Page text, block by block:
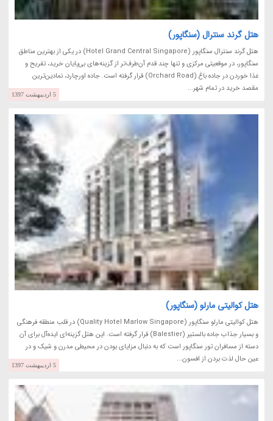
هتل گرند سنترال (سنگاپور)
هتل گرند سنترال سنگاپور (Hotel Grand Central Singapore) در یکی از بهترین مناطق
سنگاپور، در موقعیتی مرکزی و تنها چند قدم آن‌طرف‌تر از گزینه‌های بی‌پایان خرید، تفریح و
غذا خوردن در جاده باغ (Orchard Road) قرار گرفته است. جاده اورچارد، نمادین‌ترین
مقصد خرید در تمام شهر...
5 اردیبهشت 1397
هتل کوالیتی مارلو (سنگاپور)
هتل کوالیتی مارلو سنگاپور (Quality Hotel Marlow Singapore) در قلب منطقه فرهنگی
و بسیار جذاب جاده بالستیر (Balestier) قرار گرفته است. این هتل گزینه‌ای ایده‌آل برای آن
دسته از مسافران تور سنگاپور است که به دنبال مزایای بودن در محیطی مدرن و شیک و در
عین حال لذت بردن از افسون...
5 اردیبهشت 1397